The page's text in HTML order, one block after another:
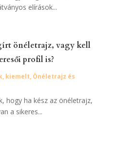
profil is?
,kiemelt,Önéletrajz és
hogy ha kész az önéletrajz,